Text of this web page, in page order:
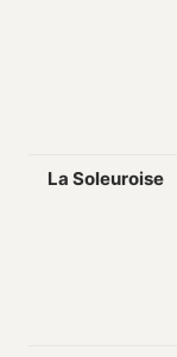
La Soleuroise